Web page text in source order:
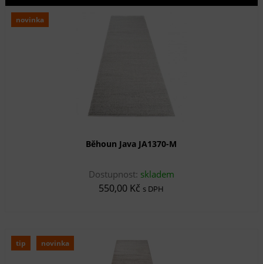
novinka
Běhoun Java JA1370-M
Dostupnost: skladem
550,00 Kč s DPH
tip novinka